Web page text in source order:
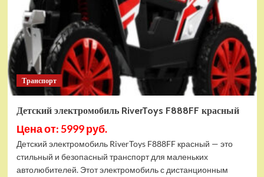
Транспорт
Детский электромобиль RiverToys F888FF красный
Цена от: 5999 руб.
Детский электромобиль RiverToys F888FF красный — это
стильный и безопасный транспорт для маленьких
автолюбителей. Этот электромобиль с дистанционным